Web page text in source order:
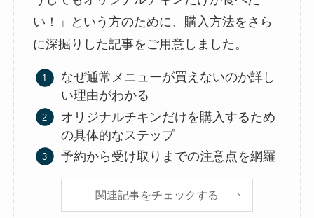
い！」という方のために、購入方法をさら
に深掘りした記事をご用意しました。
なぜ通常メニューが買えないのか詳し
い理由がわかる
オリジナルチキンだけを購入するため
の具体的なステップ
予約から受け取りまでの注意点を網羅
関連記事をチェックする